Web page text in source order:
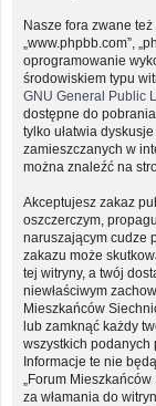
Nasze fora zwane też
„www.phpbb.com”,
oprogramowanie
środowiskiem typu
GNU General Public
dostępne do
tylko ułatwia
zamieszczanych w
można znaleźć na
Akceptujesz zakaz
oszczerczym,
naruszającym cudze
zakazu może
tej witryny, a twój
niewłaściwym
Mieszkańców
lub zamknąć każdy
wszystkich podanych
Informacje te nie
„Forum
za włamania do